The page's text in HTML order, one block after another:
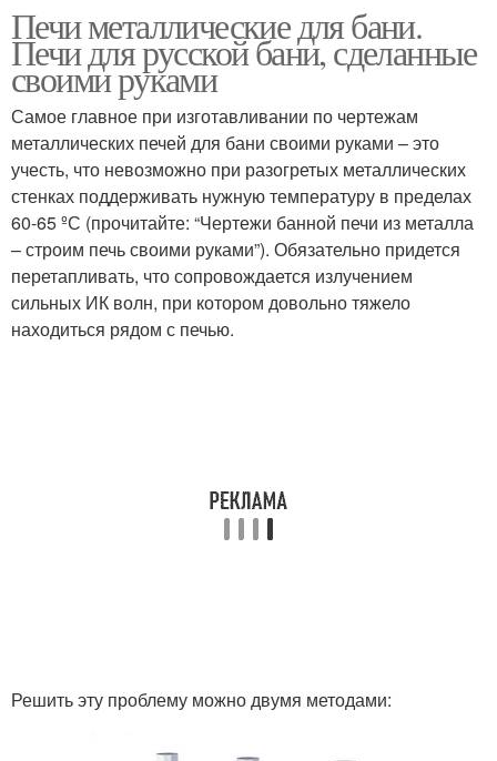
Самодельные печи Кирпичные печи
Металлическая печь
Печи металлические для бани.
Печи для русской бани, сделанные
своими руками
Самое главное при изготавливании по чертежам
металлических печей для бани своими руками – это
учесть, что невозможно при разогретых металлических
стенках поддерживать нужную температуру в пределах
60-65 ºС (прочитайте: “Чертежи банной печи из металла
– строим печь своими руками”). Обязательно придется
перетапливать, что сопровождается излучением
сильных ИК волн, при котором довольно тяжело
находиться рядом с печью.
Решить эту проблему можно двумя методами: